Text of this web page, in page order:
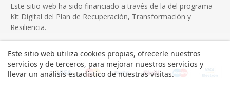
Este sitio web ha sido financiado a través de la del programa
Kit Digital del Plan de Recuperación, Transformación y
Resiliencia.
Este sitio web utiliza cookies propias, ofrecerle nuestros
servicios y de terceros, para mejorar nuestros servicios y
llevar un análisis estadístico de nuestras visitas.